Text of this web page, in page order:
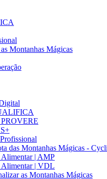
Montanhas Mágicas
das Montanhas Mágicas -
Alimentar | AMP
Alimentar | VDL
as Montanhas Mágicas